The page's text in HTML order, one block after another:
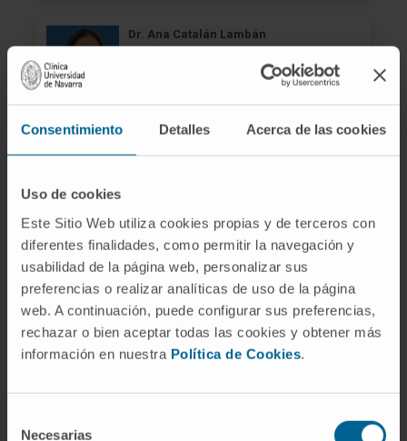
Consentimiento Detalles Acerca de las cookies
Uso de cookies
Este Sitio Web utiliza cookies propias y de terceros con
diferentes finalidades, como permitir la navegación y
usabilidad de la página web, personalizar sus
preferencias o realizar analíticas de uso de la página
web. A continuación, puede configurar sus preferencias,
rechazar o bien aceptar todas las cookies y obtener más
información en nuestra Política de Cookies.
Necesarias
Dr. Ana Catalán Lambán
Service de Chirurgie Thoracique
Siège de Madrid
Voir le CV
Psychologue
Département d’Oncologie Médicale